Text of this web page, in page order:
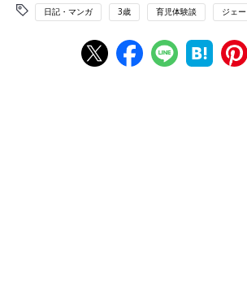
日記・マンガ 3歳 育児体験談 ジェー